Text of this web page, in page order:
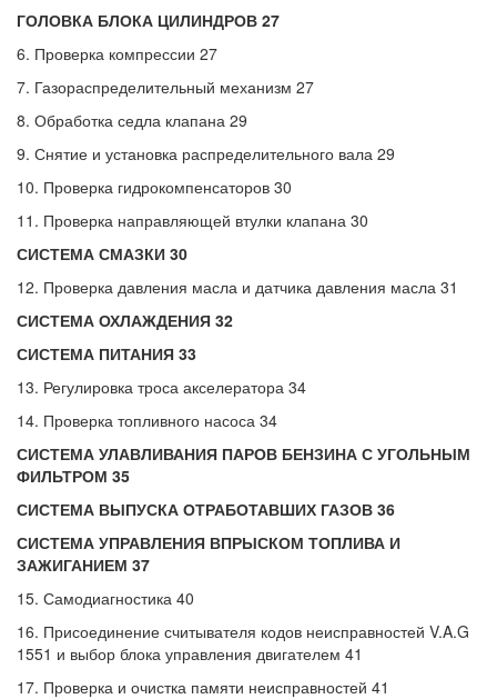
ГОЛОВКА БЛОКА ЦИЛИНДРОВ 27
6. Проверка компрессии 27
7. Газораспределительный механизм 27
8. Обработка седла клапана 29
9. Снятие и установка распределительного вала 29
10. Проверка гидрокомпенсаторов 30
11. Проверка направляющей втулки клапана 30
СИСТЕМА СМАЗКИ 30
12. Проверка давления масла и датчика давления масла 31
СИСТЕМА ОХЛАЖДЕНИЯ 32
СИСТЕМА ПИТАНИЯ 33
13. Регулировка троса акселератора 34
14. Проверка топливного насоса 34
СИСТЕМА УЛАВЛИВАНИЯ ПАРОВ БЕНЗИНА С УГОЛЬНЫМ
ФИЛЬТРОМ 35
СИСТЕМА ВЫПУСКА ОТРАБОТАВШИХ ГАЗОВ 36
СИСТЕМА УПРАВЛЕНИЯ ВПРЫСКОМ ТОПЛИВА И
ЗАЖИГАНИЕМ 37
15. Самодиагностика 40
16. Присоединение считывателя кодов неисправностей V.A.G
1551 и выбор блока управления двигателем 41
17. Проверка и очистка памяти неисправностей 41